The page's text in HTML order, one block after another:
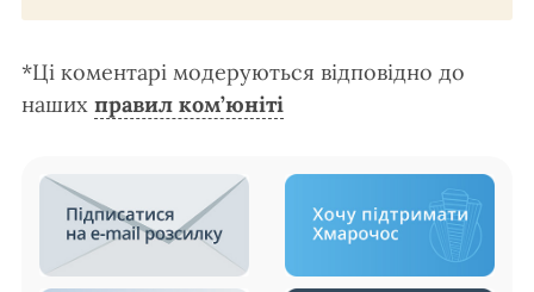
*Ці коментарі модеруються відповідно до
наших правил ком’юніті